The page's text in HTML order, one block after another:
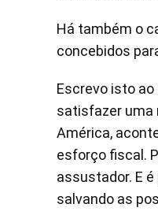
Há também o
concebidos
Escrevo isto
satisfazer uma
América,
esforço fiscal.
assustador. E
salvando as